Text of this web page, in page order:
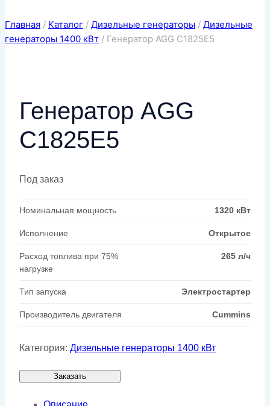
Главная / Каталог / Дизельные генераторы / Дизельные
генераторы 1400 кВт / Генератор AGG C1825E5
Генератор AGG
C1825E5
Под заказ
Номинальная мощность 1320 кВт
Исполнение Открытое
Расход топлива при 75%
нагрузке
265 л/ч
Тип запуска Электростартер
Производитель двигателя Cummins
Категория: Дизельные генераторы 1400 кВт
Заказать